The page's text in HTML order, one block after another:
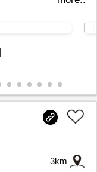
3km